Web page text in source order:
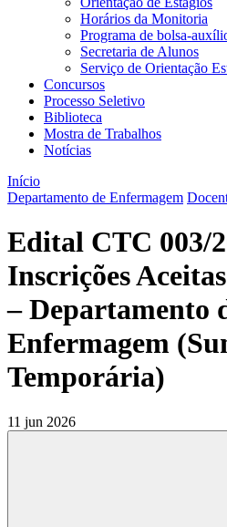
Horários da Monitoria
Programa de bolsa-
Secretaria de Alunos
Serviço de Orientação
Concursos
Processo Seletivo
Biblioteca
Mostra de Trabalhos
Notícias
Início
Departamento de Enfermagem
Edital CTC 003/
Inscrições
– Departamento
Enfermagem
Temporária)
11 jun 2026